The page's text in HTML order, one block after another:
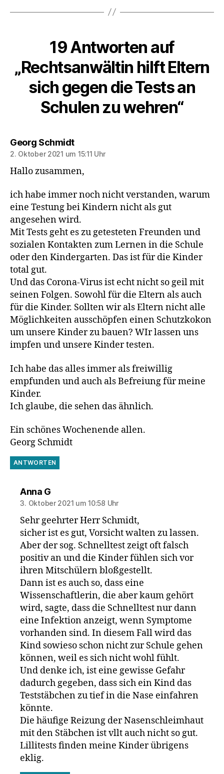
19 Antworten auf
„Rechtsanwältin hilft Eltern
sich gegen die Tests an
Schulen zu wehren“
Georg Schmidtsagt:
2. Oktober 2021 um 15:11 Uhr
Hallo zusammen,
ich habe immer noch nicht verstanden, warum
eine Testung bei Kindern nicht als gut
angesehen wird.
Mit Tests geht es zu getesteten Freunden und
sozialen Kontakten zum Lernen in die Schule
oder den Kindergarten. Das ist für die Kinder
total gut.
Und das Corona-Virus ist echt nicht so geil mit
seinen Folgen. Sowohl für die Eltern als auch
für die Kinder. Sollten wir als Eltern nicht alle
Möglichkeiten ausschöpfen einen Schutzkokon
um unsere Kinder zu bauen? WIr lassen uns
impfen und unsere Kinder testen.
Ich habe das alles immer als freiwillig
empfunden und auch als Befreiung für meine
Kinder.
Ich glaube, die sehen das ähnlich.
Ein schönes Wochenende allen.
Georg Schmidt
ANTWORTEN
Anna Gsagt:
3. Oktober 2021 um 10:58 Uhr
Sehr geehrter Herr Schmidt,
sicher ist es gut, Vorsicht walten zu lassen.
Aber der sog. Schnelltest zeigt oft falsch
positiv an und die Kinder fühlen sich vor
ihren Mitschülern bloßgestellt.
Dann ist es auch so, dass eine
Wissenschaftlerin, die aber kaum gehört
wird, sagte, dass die Schnelltest nur dann
eine Infektion anzeigt, wenn Symptome
vorhanden sind. In diesem Fall wird das
Kind sowieso schon nicht zur Schule gehen
können, weil es sich nicht wohl fühlt.
Und denke ich, ist eine gewisse Gefahr
dadurch gegeben, dass sich ein Kind das
Teststäbchen zu tief in die Nase einfahren
könnte.
Die häufige Reizung der Nasenschleimhaut
mit den Stäbchen ist vllt auch nicht so gut.
Lillitests finden meine Kinder übrigens
eklig.